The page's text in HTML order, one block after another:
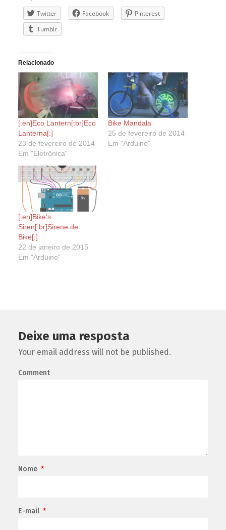
Twitter Facebook
Pinterest
Tumblr
Relacionado
[:en]Eco Lantern[:br]Eco
Lanterna[:]
23 de fevereiro de 2014
Em "Eletrônica"
Bike Mandala
25 de fevereiro de 2014
Em "Arduino"
[:en]Bike's
Siren[:br]Sirene de
Bike[:]
22 de janeiro de 2015
Em "Arduino"
Deixe uma resposta
Your email address will not be published.
Comment
Nome *
E-mail *